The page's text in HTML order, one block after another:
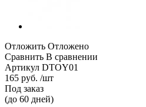
Отложить Отложено
Сравнить В сравнении
Артикул DTOY01
165 руб. /шт
Под заказ
(до 60 дней)